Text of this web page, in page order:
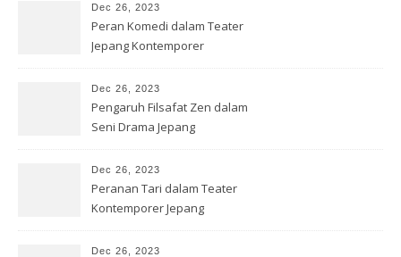
Dec 26, 2023
Peran Komedi dalam Teater
Jepang Kontemporer
Dec 26, 2023
Pengaruh Filsafat Zen dalam
Seni Drama Jepang
Dec 26, 2023
Peranan Tari dalam Teater
Kontemporer Jepang
Dec 26, 2023